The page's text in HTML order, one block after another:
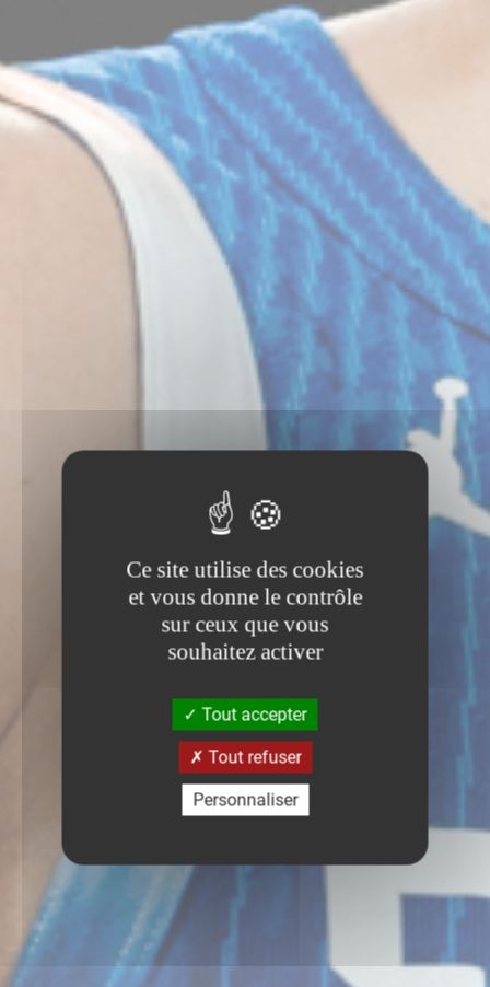
Ce site utilise des cookies
et vous donne le contrôle
sur ceux que vous
souhaitez activer
Tout accepter
Tout refuser
Personnaliser